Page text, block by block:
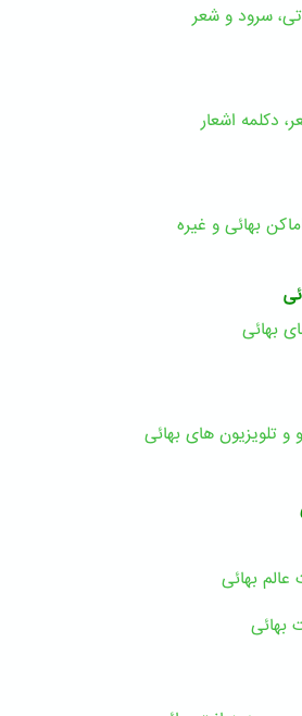
سرود و شعر
دکلمه اشعار
بهائی و غیره
بهائی
و تلویزیون های بهائی
عالم بهائى
بهائی